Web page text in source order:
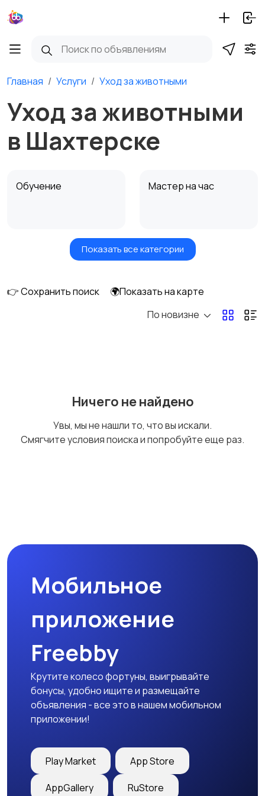
Главная Услуги Уход за животными
Уход за животными
в Шахтерске
Обучение Мастер на час
Красота и здоровье
Транспорт,
IT, интернет, телеком
Изготовление на
Продукты питания и
Уход за животными
Показать все категории
👉 Сохранить поиск
🌍Показать на карте
По новизне
Ничего не найдено
Увы, мы не нашли то, что вы искали.
Смягчите условия поиска и попробуйте еще раз.
Мобильное
приложение
Freebby
Крутите колесо фортуны, выигрывайте
бонусы, удобно ищите и размещайте
объявления - все это в нашем мобильном
приложении!
Play Market App Store
AppGallery RuStore